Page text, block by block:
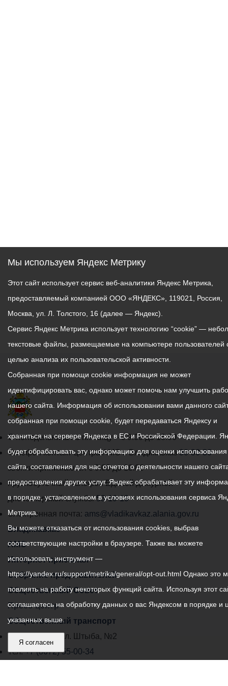
График
работы
администрации
местного
самоуправления
города
Владикавказ:
С понедельника по пятницу – с 9.00 до 18.00
Телефон контакт-центра АМС г. Владикавказ30-30-30
звонки принимаются с 9:00 до 18:00
Круглосуточный телефон Единой дежурной
диспетчерской службы53-19-19
Электронная почта: ams@vladikavkaz.alania.gov.ru
Владикавказ
АМС
Интернет приемная
Собрание представителей
Общественный Совет
Пресс-центр
Общественный транспорт
Владикавказ, пл. Штыба, №2
Тел:+7 (8672) 55-00-34
Мы используем Яндекс Метрику
Этот сайт использует сервис веб-аналитики Яндекс Метрика,
предоставляемый компанией ООО «ЯНДЕКС», 119021, Россия,
Москва, ул. Л. Толстого, 16 (далее — Яндекс).
Сервис Яндекс Метрика использует технологию “cookie” —
текстовые файлы, размещаемые на компьютере пользователей
целью анализа их пользовательской активности.
Собранная при помощи cookie информация не может
идентифицировать вас, однако может помочь нам улучшить
нашего сайта. Информация об использовании вами данного
собранная при помощи cookie, будет передаваться Яндексу и
храниться на сервере Яндекса в ЕС и Российской Федерации.
будет обрабатывать эту информацию для оценки
сайта, составления для нас отчетов о деятельности нашего
предоставления других услуг. Яндекс обрабатывает эту
в порядке, установленном в условиях использования сервиса
Метрика.
Вы можете отказаться от использования cookies, выбрав
соответствующие настройки в браузере. Также вы можете
использовать инструмент —
https://yandex.ru/support/metrika/general/opt-out.html Однако это
повлиять на работу некоторых функций сайта. Используя этот
соглашаетесь на обработку данных о вас Яндексом в порядке и
указанных выше.
Я согласен